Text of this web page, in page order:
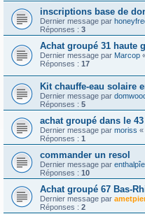
inscriptions base de
Dernier message par
Réponses : 3
Achat groupé 31 haute
Dernier message par Marcop
Réponses : 17
Kit chauffe-eau solaire
Dernier message par
Réponses : 5
achat groupé dans le
Dernier message par moriss «
Réponses : 1
commander un resol
Dernier message par enthalpîe
Réponses : 10
Achat groupé 67 Bas-
Dernier message par
Réponses : 2